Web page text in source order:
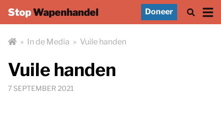
StopWapenhandel Doneer
» In de Media » Vuile handen
Vuile handen
7 SEPTEMBER 2021